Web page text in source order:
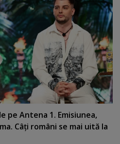
pe Antena 1. Emisiunea,
Câţi români se mai uită la